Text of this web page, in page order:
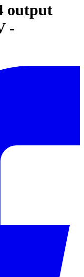
output
-